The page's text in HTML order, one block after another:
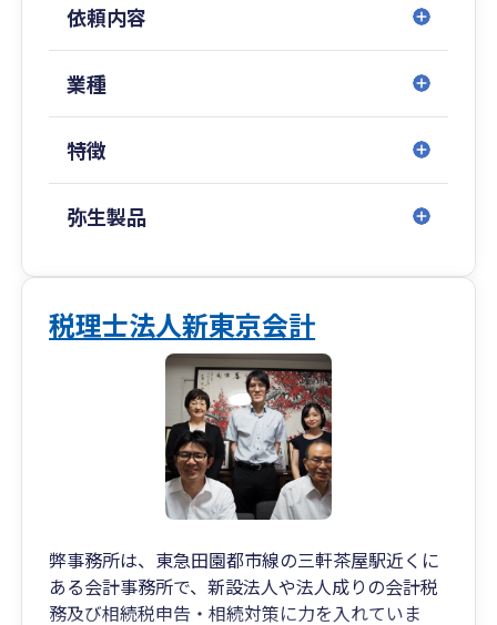
⑥ 顧問先様に応じた報酬額。ご希望されるサービ
ス内容に応じた報酬額をご提案します
⑦ ワンストップサービス。各種専門家（弁護士・
ン打合せにも対応しております。（全国対応）
依頼内容
業種
特徴
弥生製品
税理士法人新東京会計
弊事務所は、東急田園都市線の三軒茶屋駅近くに
ある会計事務所で、新設法人や法人成りの会計税
務及び相続税申告・相続対策に力を入れていま